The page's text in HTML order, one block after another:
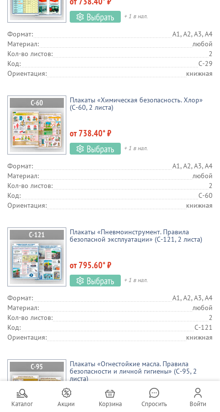
Каталог Акции Корзина Спросить Войти
+ 1 в нал.
Формат:
А1, А2, А3, А4
Материал:
любой
Кол-во листов:
2
Код:
С-29
Ориентация:
книжная
Плакаты «Химическая безопасность. Хлор»
(С-60, 2 листа)
от 738.40* ₽
+ 1 в нал.
Формат:
А1, А2, А3, А4
Материал:
любой
Кол-во листов:
2
Код:
С-60
Ориентация:
книжная
Плакаты «Пневмоинструмент. Правила
безопасной эксплуатации» (С-121, 2 листа)
от 795.60* ₽
+ 1 в нал.
Формат:
А1, А2, А3, А4
Материал:
любой
Кол-во листов:
2
Код:
С-121
Ориентация:
книжная
Плакаты «Огнестойкие масла. Правила
безопасности и личной гигиены» (С-95, 2
листа)
от 795.60* ₽